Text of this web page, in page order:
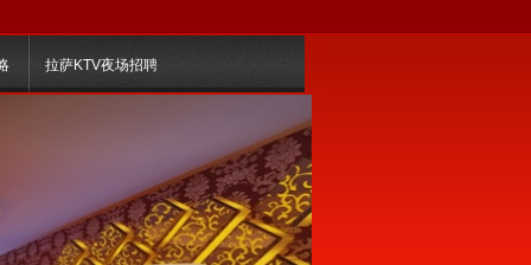
拉萨KTV夜场招聘